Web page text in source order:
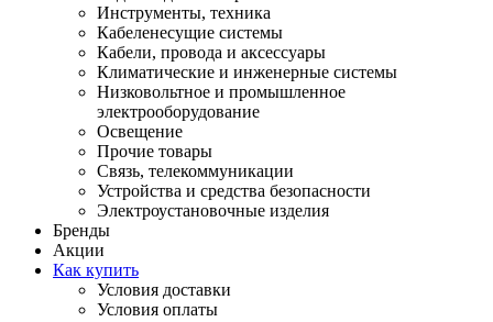
Инструменты, техника
Кабеленесущие системы
Кабели, провода и аксессуары
Климатические и инженерные системы
Низковольтное и промышленное
электрооборудование
Освещение
Прочие товары
Связь, телекоммуникации
Устройства и средства безопасности
Электроустановочные изделия
Бренды
Акции
Как купить
Условия доставки
Условия оплаты